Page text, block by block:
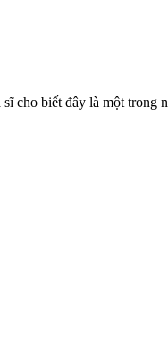
cho biết đây là một trong